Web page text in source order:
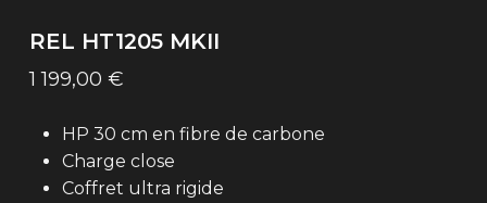
REL HT1205 MKII
1 199,00 €
HP 30 cm en fibre de carbone
Charge close
Coffret ultra rigide